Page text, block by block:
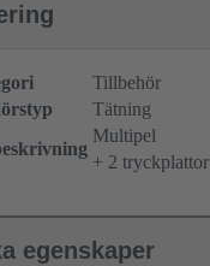
Tillbehör
Tätning
Multipel
+ 2 tryckplattor
egenskaper